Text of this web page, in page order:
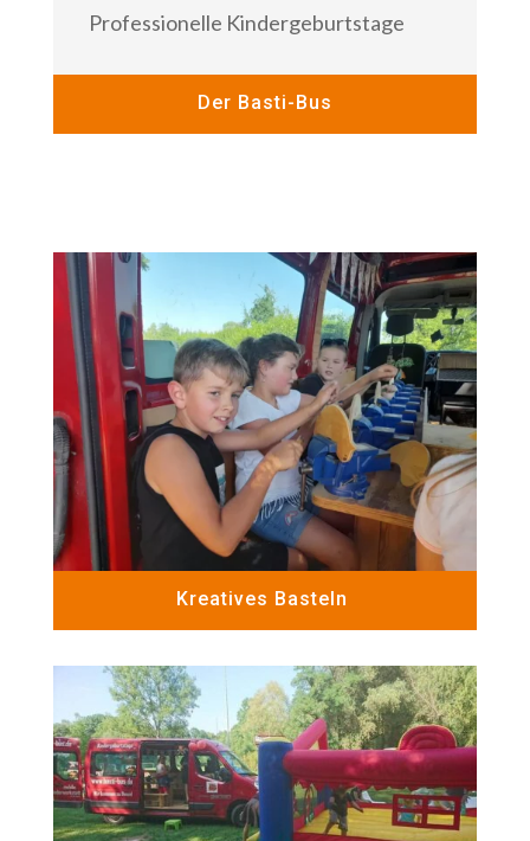
Professionelle Kindergeburtstage
Der Basti-Bus
Kreatives Basteln